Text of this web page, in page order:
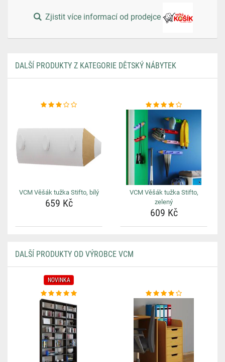
Zjistit více informací od prodejce
DALŠÍ PRODUKTY Z KATEGORIE DĚTSKÝ NÁBYTEK
VCM Věšák tužka Stifto, bílý
659 Kč
VCM Věšák tužka Stifto,
zelený
609 Kč
DALŠÍ PRODUKTY OD VÝROBCE VCM
NOVINKA